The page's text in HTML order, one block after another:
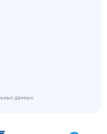
данных.